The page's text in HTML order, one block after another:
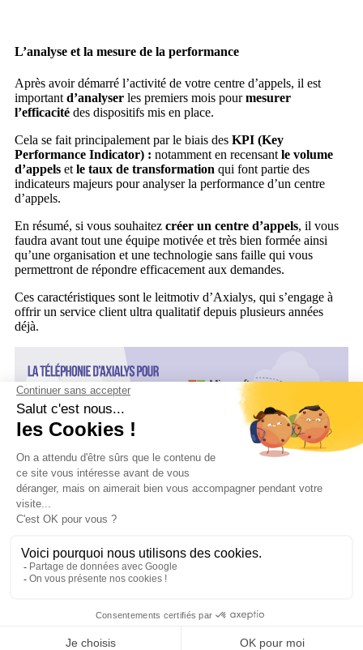
L’analyse et la mesure de la performance
Après avoir démarré l’activité de votre centre d’appels, il est
important d’analyser les premiers mois pourmesurer
l’efficacité des dispositifs mis en place.
Cela se fait principalement par le biais des KPI (Key
Performance Indicator) : notamment en recensant le volume
d’appels et le taux de transformation qui font partie des
indicateurs majeurs pour analyser la performance d’un centre
d’appels.
En résumé, si vous souhaitez créer un centre d’appels, il vous
faudra avant tout une équipe motivée et très bien formée ainsi
qu’une organisation et une technologie sans faille qui vous
permettront de répondre efficacement aux demandes.
Ces caractéristiques sont le leitmotiv d’Axialys, qui s’engage à
offrir un service client ultra qualitatif depuis plusieurs années
déjà.
Service client